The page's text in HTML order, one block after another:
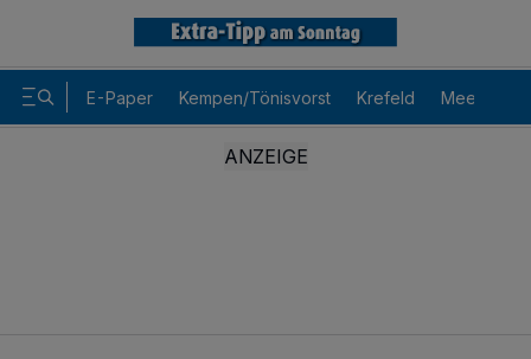
E-Paper Kempen/Tönisvorst Krefeld Meerbusch